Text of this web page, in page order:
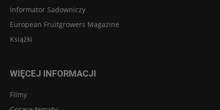
Informator Sadowniczy
European Fruitgrowers Magazine
Książki
WIĘCEJ INFORMACJI
Filmy